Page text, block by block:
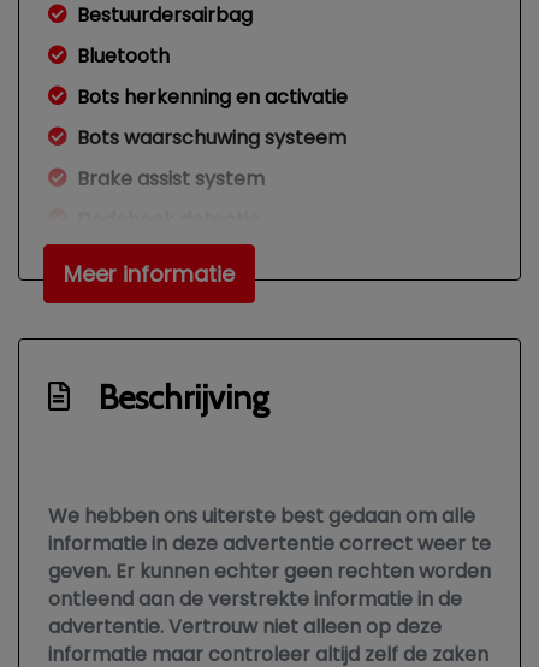
Bestuurdersairbag
Bluetooth
Bots herkenning en activatie
Bots waarschuwing systeem
Brake assist system
Elektronisch stabiliteits programma
Elektronische remkrachtverdeling
Hemelbekleding donker
Hoofd airbag(s) achter
Hoofd airbag(s) voor
Knie airbag(s)
Kruisend verkeer detectie
Led mistlampen
Multimedia scherm standaard
Meer informatie
Beschrijving
We hebben ons uiterste best gedaan om alle
informatie in deze advertentie correct weer te
geven. Er kunnen echter geen rechten worden
ontleend aan de verstrekte informatie in de
advertentie. Vertrouw niet alleen op deze
informatie maar controleer altijd zelf de zaken